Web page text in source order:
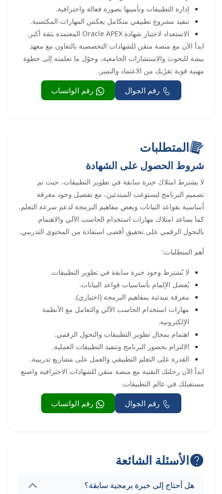
إدارة التطبيقات وتأمينها بصورة فعالة واحترافية.
تنفيذ مشروع تطبيقي متكامل يعكس المهارات المكتسبة.
الاستعداد لاجتياز شهادة Oracle APEX المعتمدة بثقة أكبر.
ابدأ الآن مع منصة متقن للشهادات التخصصية بالتعاون مع معهد
بيشة للبحوث والاستشارات الجامعية، وحوّل ما تعلمته إلى خطوة
مهنية قوية تقرّبك من الاعتماد والتميز.
رقم الجوال رقم الواتساب
المتطلبات
شروط الحصول على الشهادة
لا يشترط امتلاك خبرة سابقة في تطوير التطبيقات، حيث تم
تصميم البرنامج ليستوعب المبتدئين، مع تفضيل وجود معرفة
أساسية بقواعد البيانات وبعض مفاهيم البرمجة لدعم سرعة التعلم.
كما يساعد امتلاك مهارات استخدام الحاسب الآلي والاهتمام
بالتحول الرقمي على تحقيق أقصى استفادة من المحتوى التدريبي.
أهم المتطلبات:
لا يُشترط وجود خبرة سابقة في تطوير التطبيقات.
يُفضل الإلمام بأساسيات قواعد البيانات.
معرفة مبدئية بمفاهيم البرمجة (اختياري).
مهارات استخدام الحاسب الآلي والتعامل مع الأنظمة
الإلكترونية.
اهتمام بمجال تطوير التطبيقات والتحول الرقمي.
الالتزام بحضور البرنامج وتنفيذ التطبيقات العملية.
القدرة على التعلم التطبيقي والعمل على مشاريع تدريبية.
ابدأ الآن رحلتك التقنية مع منصة متقن للشهادات الاحترافيه واصنع
مستقبلك في عالم التطبيقات.
رقم الجوال رقم الواتساب
الأسئلة الشائعة
هل أحتاج إلى خبرة برمجية سابقة؟